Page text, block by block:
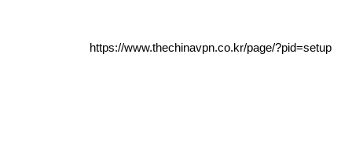
https://www.thechinavpn.co.kr/page/?pid=setup